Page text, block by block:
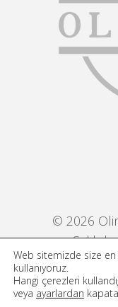
© 2026
Web sitemizde size
kullanıyoruz.
Hangi çerezleri
veya ayarlardan